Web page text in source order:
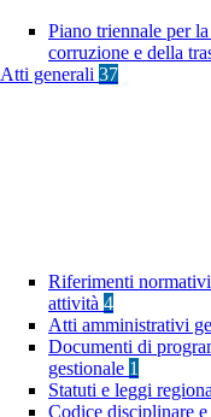
Piano triennale per
corruzione e della
Atti generali 37
Riferimenti
attività 4
Atti amministrativi
Documenti di
gestionale 1
Statuti e leggi
Codice disciplinare